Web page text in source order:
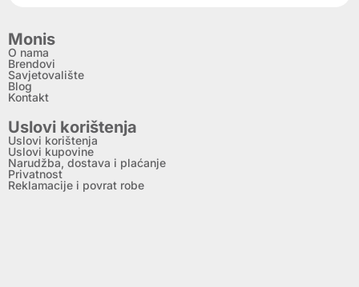
Monis
O nama
Brendovi
Savjetovalište
Blog
Kontakt
Uslovi korištenja
Uslovi korištenja
Uslovi kupovine
Narudžba, dostava i plaćanje
Privatnost
Reklamacije i povrat robe